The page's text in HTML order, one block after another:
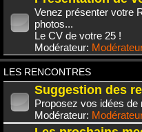
Venez présenter votre
photos...
Le CV de votre 25 !
Modérateur:
LES RENCONTRES
Suggestion des
Proposez vos idées de
Modérateur: